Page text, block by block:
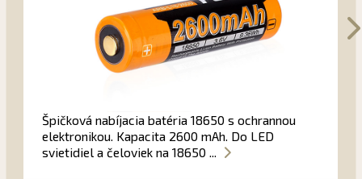
Špičková nabíjacia batéria 18650 s ochrannou
elektronikou. Kapacita 2600 mAh. Do LED
svietidiel a čeloviek na 18650 ...